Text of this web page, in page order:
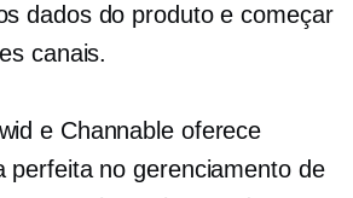
dados do produto e começar
canais.
e Channable oferece
perfeita no gerenciamento de